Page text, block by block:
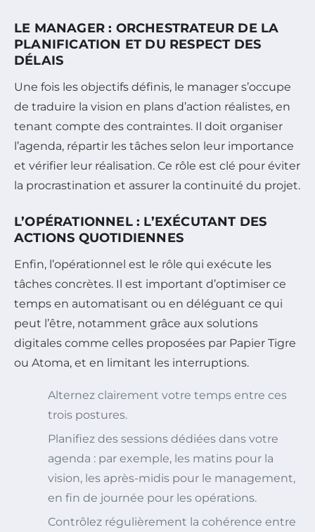
LE MANAGER : ORCHESTRATEUR DE LA
PLANIFICATION ET DU RESPECT DES
DÉLAIS
Une fois les objectifs définis, le manager s’occupe
de traduire la vision en plans d’action réalistes, en
tenant compte des contraintes. Il doit organiser
l’agenda, répartir les tâches selon leur importance
et vérifier leur réalisation. Ce rôle est clé pour éviter
la procrastination et assurer la continuité du projet.
L’OPÉRATIONNEL : L’EXÉCUTANT DES
ACTIONS QUOTIDIENNES
Enfin, l’opérationnel est le rôle qui exécute les
tâches concrètes. Il est important d’optimiser ce
temps en automatisant ou en déléguant ce qui
peut l’être, notamment grâce aux solutions
digitales comme celles proposées par Papier Tigre
ou Atoma, et en limitant les interruptions.
Alternez clairement votre temps entre ces
trois postures.
Planifiez des sessions dédiées dans votre
agenda : par exemple, les matins pour la
vision, les après-midis pour le management,
en fin de journée pour les opérations.
Contrôlez régulièrement la cohérence entre